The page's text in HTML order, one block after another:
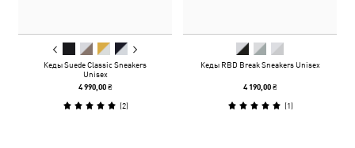
Кеды Suede Classic Sneakers
Unisex
4 990,00 ₴
(2)
Кеды RBD Break Sneakers Unisex
4 190,00 ₴
(1)